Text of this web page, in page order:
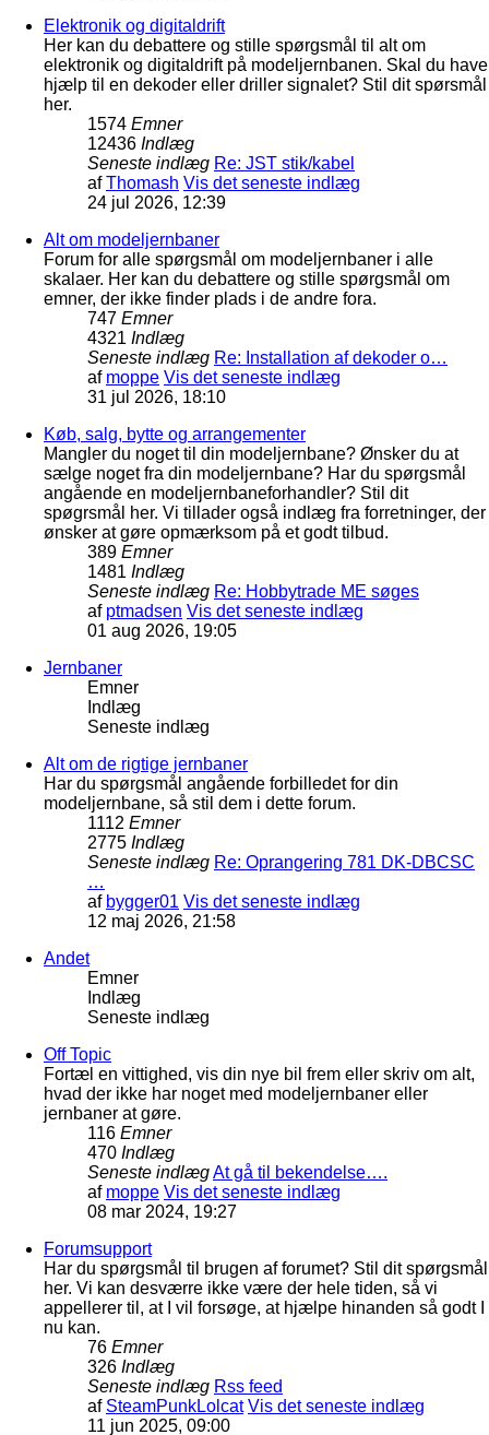
Elektronik og digitaldrift
Her kan du debattere og stille spørgsmål til alt om
elektronik og digitaldrift på modeljernbanen. Skal du have
hjælp til en dekoder eller driller signalet? Stil dit spørsmål
her.
1574 Emner
12436 Indlæg
Seneste indlæg Re: JST stik/kabel
afThomash Vis det seneste indlæg
24 jul 2026, 12:39
Alt om modeljernbaner
Forum for alle spørgsmål om modeljernbaner i alle
skalaer. Her kan du debattere og stille spørgsmål om
emner, der ikke finder plads i de andre fora.
747 Emner
4321 Indlæg
Seneste indlæg Re: Installation af dekoder o…
af moppe Vis det seneste indlæg
31 jul 2026, 18:10
Køb, salg, bytte og arrangementer
Mangler du noget til din modeljernbane? Ønsker du at
sælge noget fra din modeljernbane? Har du spørgsmål
angående en modeljernbaneforhandler? Stil dit
spøgrsmål her. Vi tillader også indlæg fra forretninger, der
ønsker at gøre opmærksom på et godt tilbud.
389 Emner
1481 Indlæg
Seneste indlæg Re: Hobbytrade ME søges
af ptmadsen Vis det seneste indlæg
01 aug 2026, 19:05
Jernbaner
Emner
Indlæg
Seneste indlæg
Alt om de rigtige jernbaner
Har du spørgsmål angående forbilledet for din
modeljernbane, så stil dem i dette forum.
1112 Emner
2775 Indlæg
Seneste indlæg Re: Oprangering 781 DK-DBCSC
…
af bygger01 Vis det seneste indlæg
12 maj 2026, 21:58
Andet
Emner
Indlæg
Seneste indlæg
Off Topic
Fortæl en vittighed, vis din nye bil frem eller skriv om alt,
hvad der ikke har noget med modeljernbaner eller
jernbaner at gøre.
116 Emner
470 Indlæg
Seneste indlægAt gå til bekendelse….
af moppe Vis det seneste indlæg
08 mar 2024, 19:27
Forumsupport
Har du spørgsmål til brugen af forumet? Stil dit spørgsmål
her. Vi kan desværre ikke være der hele tiden, så vi
appellerer til, at I vil forsøge, at hjælpe hinanden så godt I
nu kan.
76 Emner
326 Indlæg
Seneste indlæg Rss feed
af SteamPunkLolcat Vis det seneste indlæg
11 jun 2025, 09:00